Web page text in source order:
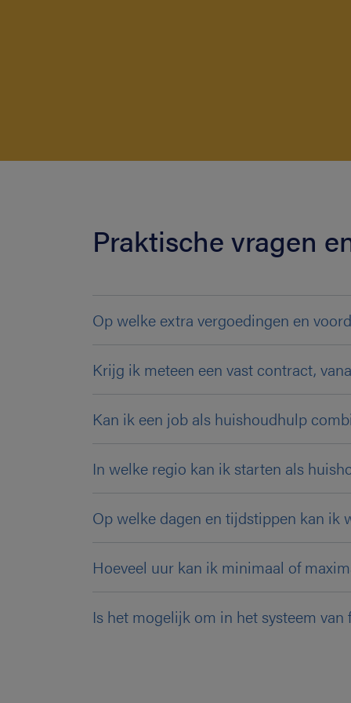
Praktische vragen
Op welke extra vergoedingen en
Krijg ik meteen een vast contract,
Kan ik een job als huishoudhulp
In welke regio kan ik starten als
Op welke dagen en tijdstippen kan ik
Hoeveel uur kan ik minimaal of
Is het mogelijk om in het systeem